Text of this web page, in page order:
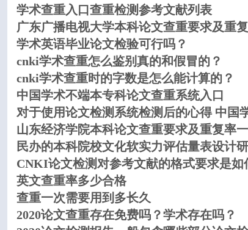
学术查重入口查重检测参考文献列表
广东广播电视大学本科论文查重要求及重
学术英语毕业论文检验可行吗？
cnki学术查重怎么鉴别真的和假冒的？
cnki学术查重时的字数是怎么能计算的？
中国学术不端本专科论文查重系统入口
对于使用论文检测系统检测后的心得 中国
山东经济学院本科论文查重要求及重复率一
民办的本科院校文化软实力评估量表设计
CNKI论文检测对参考文献的格式要求是如
英文查重率多少合格
查重一次需要用到多长久
2020论文查重存在免费吗？学术存在吗？